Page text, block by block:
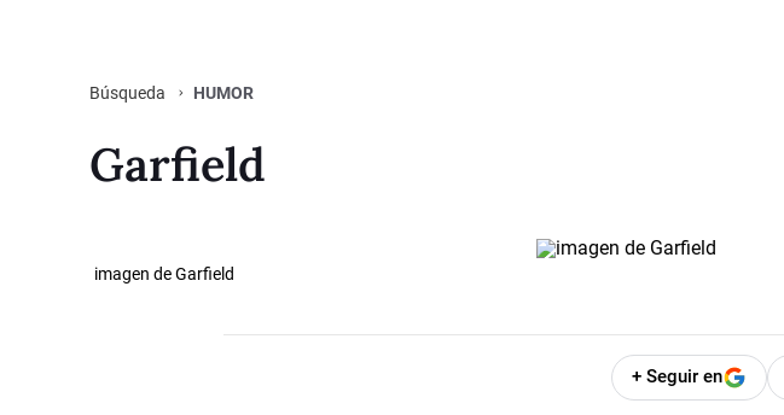
Búsqueda HUMOR
Garfield
imagen de Garfield
+ Seguir en